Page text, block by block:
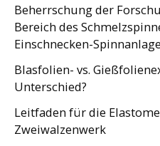
Beherrschung der
Bereich des
Einschnecken-Spinnanlage
Blasfolien- vs.
Unterschied?
Leitfaden für die
Zweiwalzenwerk